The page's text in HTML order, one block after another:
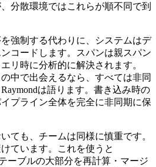
分散環境ではこれらが順不同で到
強制する代わりに、システムはデ
コードします。スパンは親スパン
リ時に分析的に解決されます。
中で出会えるなら、すべては非同
は語ります。書き込み時の
プライン全体を完全に非同期に保
ても、チームは同様に慎重です。
ています。これを使うと
ーブルの大部分を再計算・マージ